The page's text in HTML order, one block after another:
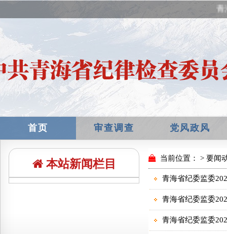
青
首页 审查调查 党风政风
本站新闻栏目